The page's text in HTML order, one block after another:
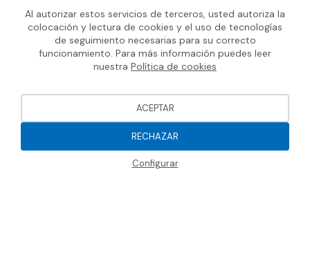
Al autorizar estos servicios de terceros, usted autoriza la
colocación y lectura de cookies y el uso de tecnologías
de seguimiento necesarias para su correcto
funcionamiento. Para más información puedes leer
nuestra Política de cookies
RECHAZAR
Configurar
ACEPTAR